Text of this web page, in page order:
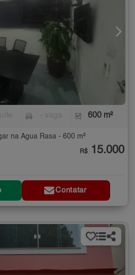
600 m²
na Água Rasa - 600 m²
R$ 15.000
Contatar